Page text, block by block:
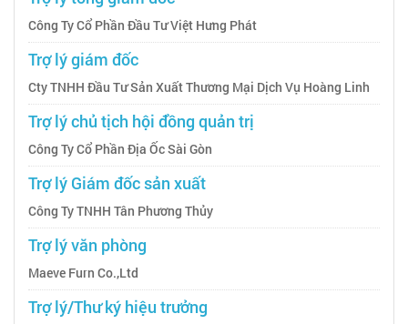
Công Ty Cổ Phần Đầu Tư Việt Hưng Phát
Trợ lý giám đốc
Cty TNHH Đầu Tư Sản Xuất Thương Mại Dịch Vụ Hoàng Linh
Trợ lý chủ tịch hội đồng quản trị
Công Ty Cổ Phần Địa Ốc Sài Gòn
Trợ lý Giám đốc sản xuất
Công Ty TNHH Tân Phương Thủy
Trợ lý văn phòng
Maeve Furn Co.,Ltd
Trợ lý/Thư ký hiệu trưởng